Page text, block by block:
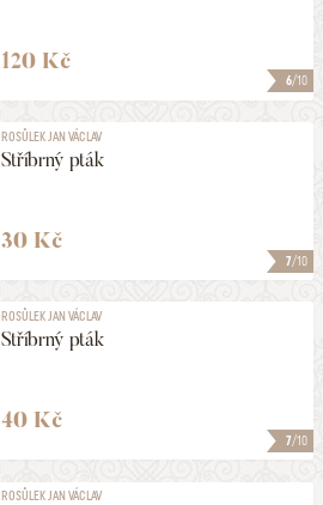
6/10
120 Kč
7/10
ROSŮLEK JAN VÁCLAV
Stříbrný pták
30 Kč
7/10
ROSŮLEK JAN VÁCLAV
Stříbrný pták
40 Kč
ROSŮLEK JAN VÁCLAV